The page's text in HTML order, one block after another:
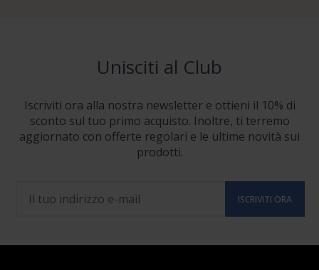
Unisciti al Club
Iscriviti ora alla nostra newsletter e ottieni il 10% di
sconto sul tuo primo acquisto. Inoltre, ti terremo
aggiornato con offerte regolari e le ultime novità sui
prodotti.